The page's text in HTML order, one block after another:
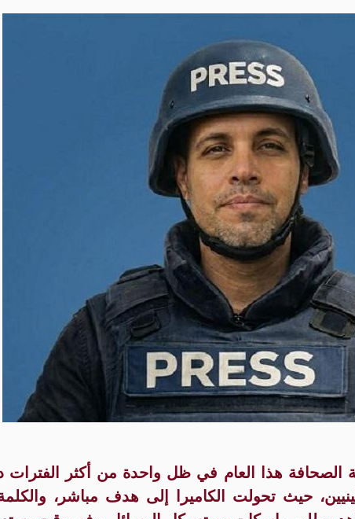
كريستينا عاصي التي أصيبت بقصف إسرائيلي
الرأي مع نتنياهو..,المفاوضات مع إيران "معقدة"
إذا تعرضت لهجمات أمريكية جديدة
يسعون لشراكة عسكرية مع إسرائيل
محملتين بشحنات عسكرية قبالة سواحل أوديسا
بفحص حسام أبو صفية
خامنئي "صعب للغاية" حاليا
4 جنوب لبنان
التهدئة في الشرق الأوسط
وغيّرنا الوضع الأمنيّ وعملياتنا الاستباقية مستمرة
الانتفاضة المغيبة
الصحافة هذا العام في ظل واحدة من أكثر الفترات
حيث تحولت الكاميرا إلى هدف مباشر،